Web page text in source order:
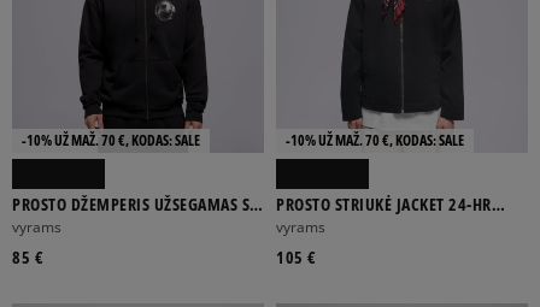
-10% UŽ MAŽ. 70 €, KODAS: SALE
PROSTO DŽEMPERIS UŽSEGAMAS SU
GOBTUVU ZIP HOODIE P RIM BLACK
vyrams
85 €
-10% UŽ MAŽ. 70 €, KODAS: SALE
PROSTO STRIUKĖ JACKET 24-HR
BLACK
vyrams
105 €